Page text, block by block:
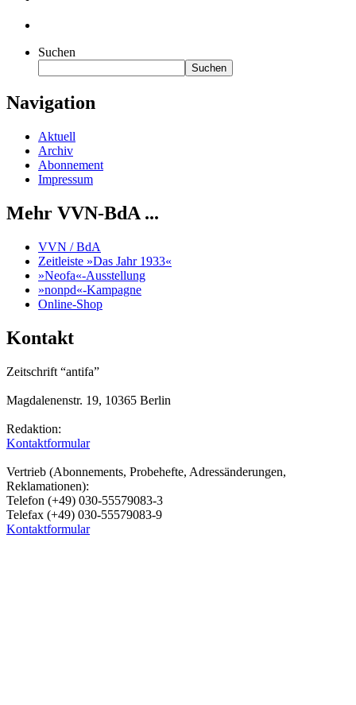
Suchen
Suchen
Navigation
Aktuell
Archiv
Abonnement
Impressum
Mehr VVN-BdA ...
VVN / BdA
Zeitleiste »Das Jahr 1933«
»Neofa«-Ausstellung
»nonpd«-Kampagne
Online-Shop
Kontakt
Zeitschrift “antifa”
Magdalenenstr. 19, 10365 Berlin
Redaktion:
Kontaktformular
Vertrieb (Abonnements, Probehefte, Adressänderungen,
Reklamationen):
Telefon (+49) 030-55579083-3
Telefax (+49) 030-55579083-9
Kontaktformular